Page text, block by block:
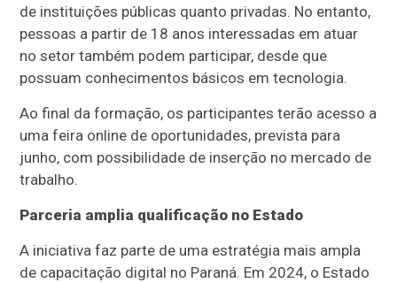
de instituições públicas quanto privadas. No entanto,
pessoas a partir de 18 anos interessadas em atuar
no setor também podem participar, desde que
possuam conhecimentos básicos em tecnologia.
Ao final da formação, os participantes terão acesso a
uma feira online de oportunidades, prevista para
junho, com possibilidade de inserção no mercado de
trabalho.
Parceria amplia qualificação no Estado
A iniciativa faz parte de uma estratégia mais ampla
de capacitação digital no Paraná. Em 2024, o Estado